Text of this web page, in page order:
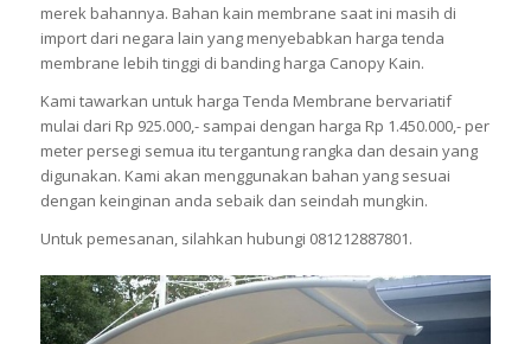
merek bahannya. Bahan kain membrane saat ini masih di
import dari negara lain yang menyebabkan harga tenda
membrane lebih tinggi di banding harga Canopy Kain.
Kami tawarkan untuk harga Tenda Membrane bervariatif
mulai dari Rp 925.000,- sampai dengan harga Rp 1.450.000,- per
meter persegi semua itu tergantung rangka dan desain yang
digunakan. Kami akan menggunakan bahan yang sesuai
dengan keinginan anda sebaik dan seindah mungkin.
Untuk pemesanan, silahkan hubungi 081212887801.